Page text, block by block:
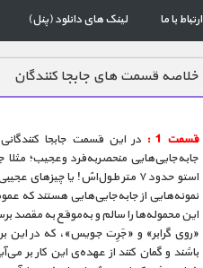
ارتباط با ما لینک های دانلود (پنل)
خلاصه قسمت های جابجا کنندگان
قسمت 1 :
در این قسمت جابجا‌
استو حدود ۷ متر طول‌اش! یا
نمونه‌هایی از جا‌به‌جایی‌هایی هستند که
این محموله‌ها را سالم و به‌موقع به مقصد
«روی گرابر» و «جَرِت جویس»، که در این
باشند و گمان کنند از عهده‌ی این کار بر